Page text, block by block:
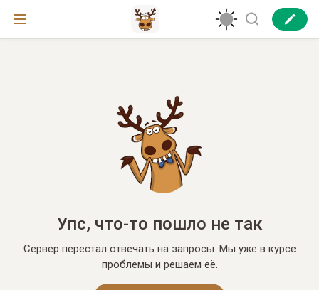
Упс, что-то пошло не так
Сервер перестал отвечать на запросы. Мы уже в курсе
проблемы и решаем её.